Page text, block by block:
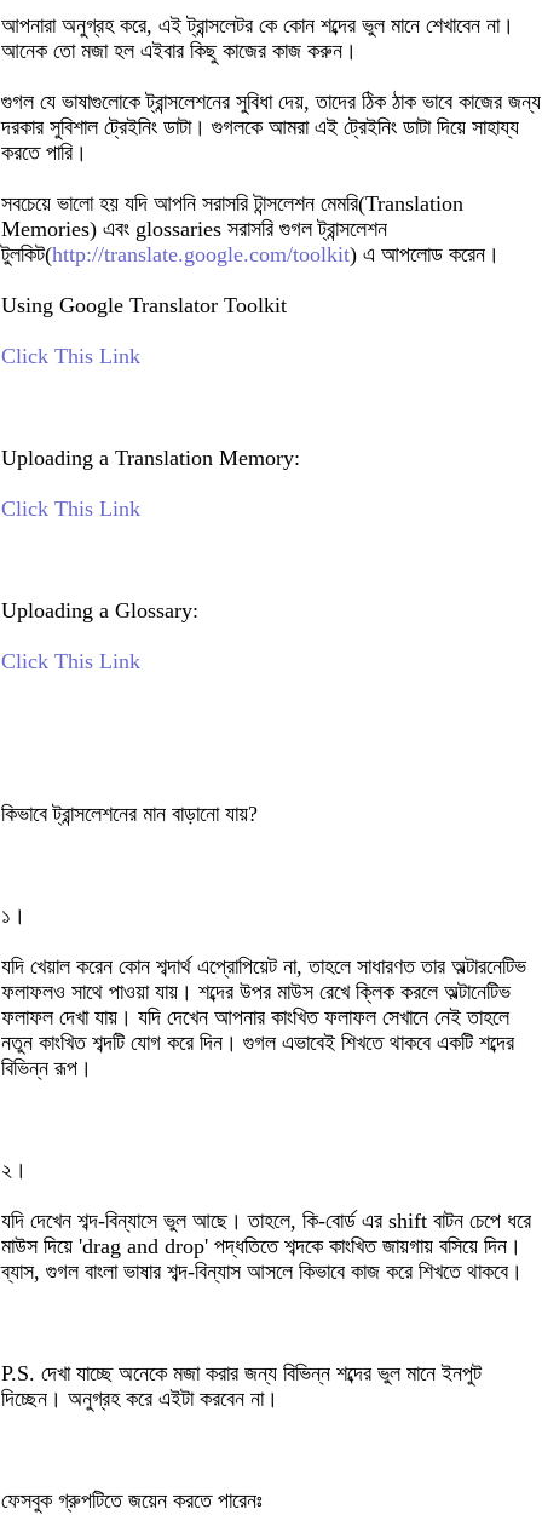
আপনারা অনুগ্রহ করে, এই ট্রান্সলেটর কে কোন শব্দের ভুল মানে শেখাবেন না।
আনেক তো মজা হল এইবার কিছু কাজের কাজ করুন।
গুগল যে ভাষাগুলোকে ট্রান্সলেশনের সুবিধা দেয়, তাদের ঠিক ঠাক ভাবে কাজের জন্য
দরকার সুবিশাল ট্রেইনিং ডাটা। গুগলকে আমরা এই ট্রেইনিং ডাটা দিয়ে সাহায্য
করতে পারি।
সবচেয়ে ভালো হয় যদি আপনি সরাসরি টান্সলেশন মেমরি(Translation
Memories) এবং glossaries সরাসরি গুগল ট্রান্সলেশন
টুলকিট(http://translate.google.com/toolkit) এ আপলোড করেন।
Using Google Translator Toolkit
Click This Link
Uploading a Translation Memory:
Click This Link
Uploading a Glossary:
Click This Link
কিভাবে ট্রান্সলেশনের মান বাড়ানো যায়?
১।
যদি খেয়াল করেন কোন শব্দার্থ এপ্রোপিয়েট না, তাহলে সাধারণত তার অল্টারনেটিভ
ফলাফলও সাথে পাওয়া যায়। শব্দের উপর মাউস রেখে ক্লিক করলে অল্টানেটিভ
ফলাফল দেখা যায়। যদি দেখেন আপনার কাংখিত ফলাফল সেখানে নেই তাহলে
নতুন কাংখিত শব্দটি যোগ করে দিন। গুগল এভাবেই শিখতে থাকবে একটি শব্দের
বিভিন্ন রূপ।
২।
যদি দেখেন শব্দ-বিন্যাসে ভুল আছে। তাহলে, কি-বোর্ড এর shift বাটন চেপে ধরে
মাউস দিয়ে 'drag and drop' পদ্ধতিতে শব্দকে কাংখিত জায়গায় বসিয়ে দিন।
ব্যাস, গুগল বাংলা ভাষার শব্দ-বিন্যাস আসলে কিভাবে কাজ করে শিখতে থাকবে।
P.S. দেখা যাচ্ছে অনেকে মজা করার জন্য বিভিন্ন শব্দের ভুল মানে ইনপুট
দিচ্ছেন। অনুগ্রহ করে এইটা করবেন না।
ফেসবুক গ্রুপটিতে জয়েন করতে পারেনঃ